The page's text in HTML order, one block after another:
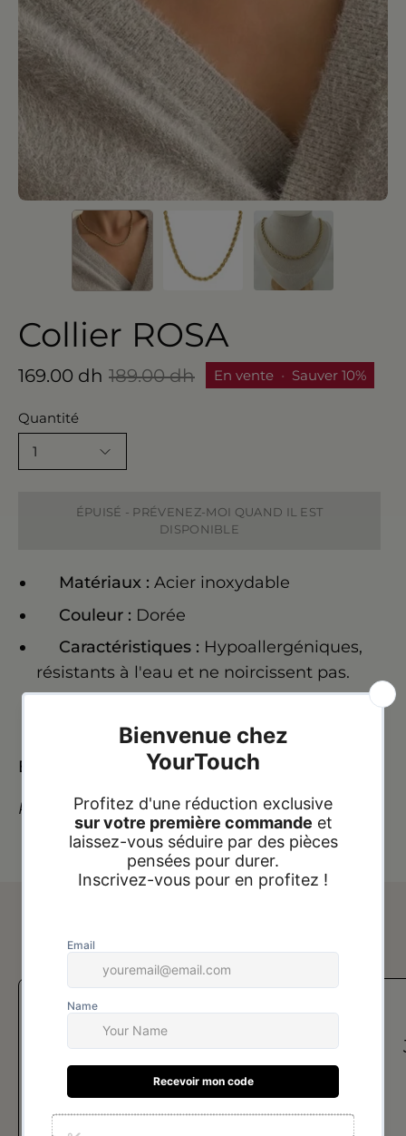
Collier ROSA
169.00 dh 189.00 dh En vente • Sauver 10%
Quantité
1
ÉPUISÉ - PRÉVENEZ-MOI QUAND IL EST
DISPONIBLE
Matériaux : Acier inoxydable
Couleur : Dorée
Caractéristiques : Hypoallergéniques,
résistants à l'eau et ne noircissent pas.
Expédition : 24h à 72h heures
Paiement à la livraison
Avis de nos clients
Je recommande vraiment !! la
qualité des bijoux est juste
incroyable on dirait de l'or !
Merci beaucoup